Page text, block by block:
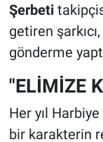
Şerbeti
getiren
gönderme
"ELİMİZE
Her yıl
bir karakterin